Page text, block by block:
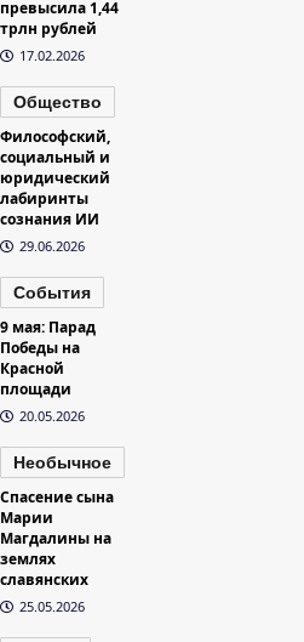
превысила 1,44
трлн рублей
17.02.2026
Общество
Философский,
социальный и
юридический
лабиринты
сознания ИИ
29.06.2026
События
9 мая: Парад
Победы на
Красной
площади
20.05.2026
Необычное
Спасение сына
Марии
Магдалины на
землях
славянских
25.05.2026